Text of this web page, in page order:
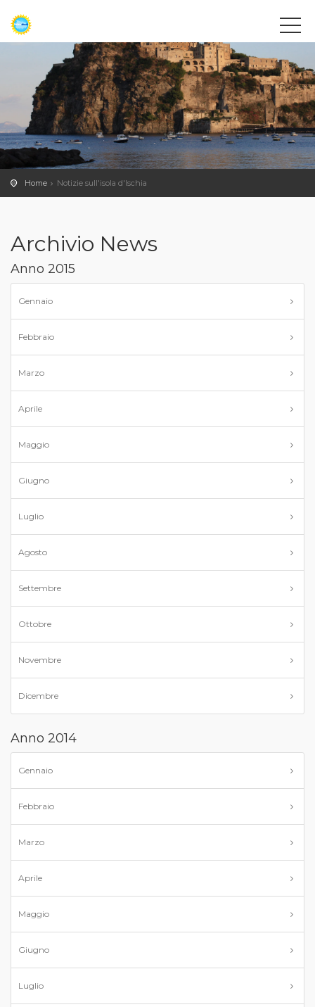
Home Notizie sull'isola d'Ischia
Archivio News
Anno 2015
Gennaio
Febbraio
Marzo
Aprile
Maggio
Giugno
Luglio
Agosto
Settembre
Ottobre
Novembre
Dicembre
Anno 2014
Gennaio
Febbraio
Marzo
Aprile
Maggio
Giugno
Luglio